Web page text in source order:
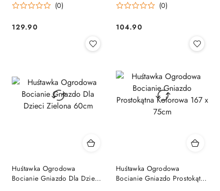
(0)
Cena:
129.90
(0)
Cena:
104.90
Huśtawka Ogrodowa
Bocianie Gniazdo Dla Dzieci
Huśtawka Ogrodowa
Bocianie Gniazdo Prostokątna